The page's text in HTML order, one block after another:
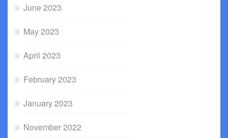
June 2023
May 2023
April 2023
February 2023
January 2023
November 2022